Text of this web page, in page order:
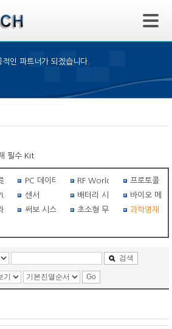
인 파트너가 되겠습니다.
필수 Kit
스코프PC 데이터 로거 RF World
프로토콜 아
I/O센서 배터리 시스템
바이오 메탈
이버 써보 시스템 초소형 무선비행체과학영재 필
검색